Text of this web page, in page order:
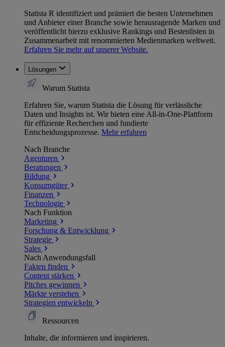
Statista R identifiziert und prämiert die besten Unternehmen
und Anbieter einer Branche sowie herausragende Marken und
veröffentlicht hierzu exklusive Rankings und Bestenlisten in
Zusammenarbeit mit renommierten Medienmarken weltweit.
Erfahren Sie mehr auf unserer Website.
Lösungen
Warum Statista
Erfahren Sie, warum Statista die Lösung für verlässliche
Daten und Insights ist. Wir bieten eine All-in-One-Plattform
für effiziente Recherchen und fundierte
Entscheidungsprozesse. Mehr erfahren
Nach Branche
Agenturen
Beratungen
Bildung
Konsumgüter
Finanzen
Technologie
Nach Funktion
Marketing
Forschung & Entwicklung
Strategie
Sales
Nach Anwendungsfall
Fakten finden
Content stärken
Pitches gewinnen
Märkte verstehen
Strategien entwickeln
Ressourcen
Inhalte, die informieren und inspirieren.